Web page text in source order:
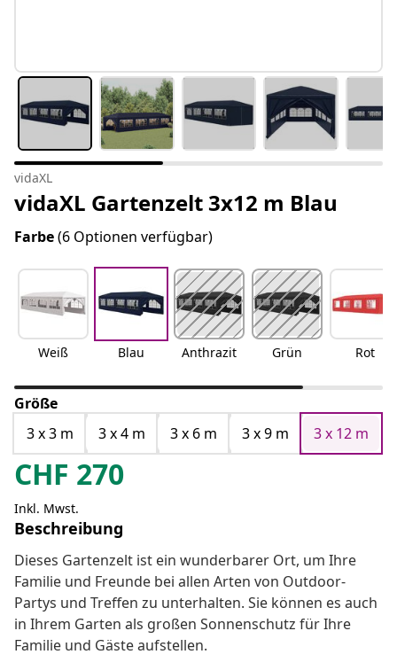
vidaXL
vidaXL Gartenzelt 3x12 m Blau
Farbe(6 Optionen verfügbar)
Weiß Blau Anthrazit Grün Rot
Größe
3 x 3 m
3 x 4 m 3 x 6 m 3 x 9 m 3 x 12 m
CHF 270
Inkl. Mwst.
Beschreibung
Dieses Gartenzelt ist ein wunderbarer Ort, um Ihre
Familie und Freunde bei allen Arten von Outdoor-
Partys und Treffen zu unterhalten. Sie können es auch
in Ihrem Garten als großen Sonnenschutz für Ihre
Familie und Gäste aufstellen.